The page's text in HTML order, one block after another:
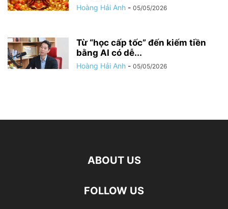
Hoàng Hải Anh - 05/05/2026
Từ “học cấp tốc” đến kiếm tiền
bằng AI có dễ...
Hoàng Hải Anh - 05/05/2026
ABOUT US
FOLLOW US